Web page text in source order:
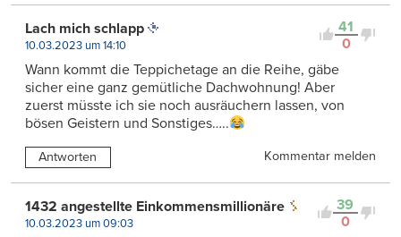
41
0
Lach mich schlapp
10.03.2023 um 14:10
Wann kommt die Teppichetage an die Reihe, gäbe
sicher eine ganz gemütliche Dachwohnung! Aber
zuerst müsste ich sie noch ausräuchern lassen, von
bösen Geistern und Sonstiges…..
Antworten Kommentar melden
39
0
1432 angestellte Einkommensmillionäre
10.03.2023 um 09:03